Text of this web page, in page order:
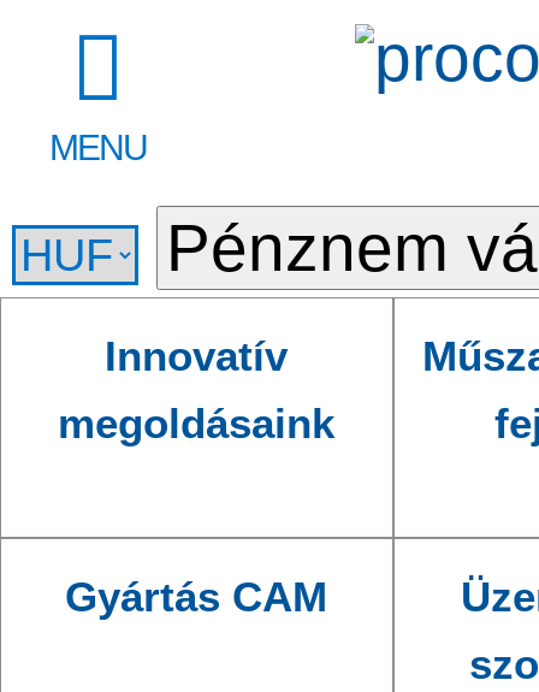
MENU
Innovatív
megoldásaink
Gyártás CAM